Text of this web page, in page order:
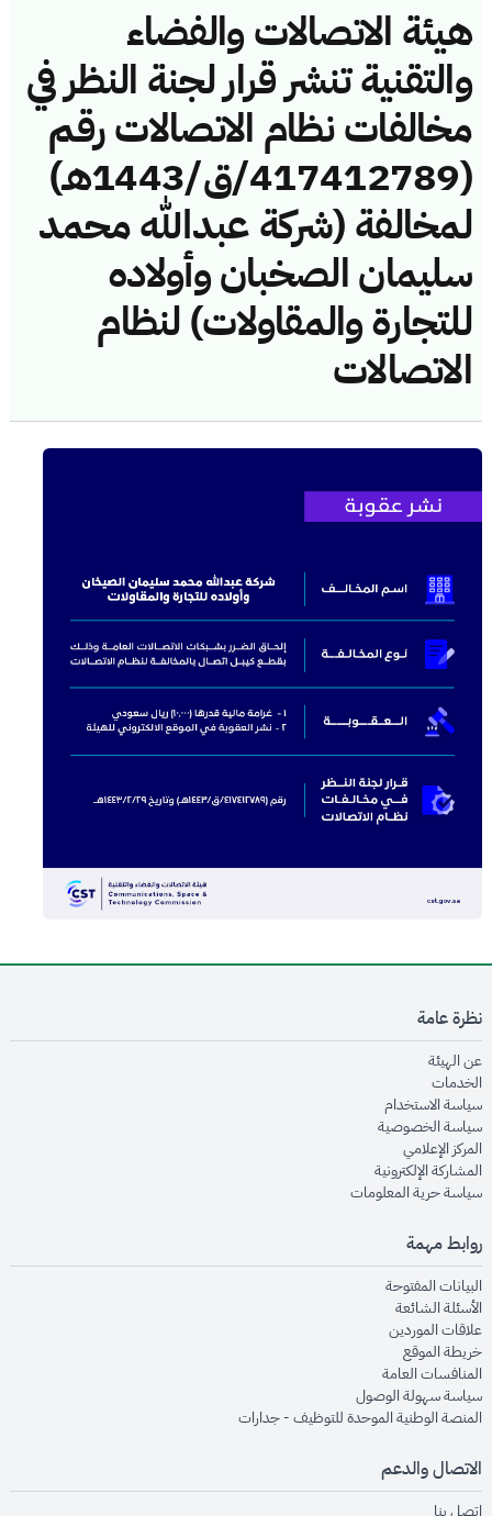
هيئة الاتصالات والفضاء
والتقنية تنشر قرار لجنة النظر في
مخالفات نظام الاتصالات رقم
(417412789/ق/1443هـ)
لمخالفة (شركة عبدالله محمد
سليمان الصخبان وأولاده
للتجارة والمقاولات) لنظام
الاتصالات
نظرة عامة
عن الهيئةopens in new window
الخدماتopens in new window
سياسة الاستخدام
سياسة الخصوصيةopens in new window
المركز الإعلاميopens in new window
المشاركة الإلكترونيةopens in new window
سياسة حرية المعلوماتopens in new window
روابط مهمة
البيانات المفتوحةopens in new window
الأسئلة الشائعةopens in new window
علاقات الموردينopens in new window
خريطة الموقعopens in new window
المنافسات العامةopens in new window
سياسة سهولة الوصولopens in new window
المنصة الوطنية الموحدة للتوظيف - جداراتopens in new window
الاتصال والدعم
اتصل بنا